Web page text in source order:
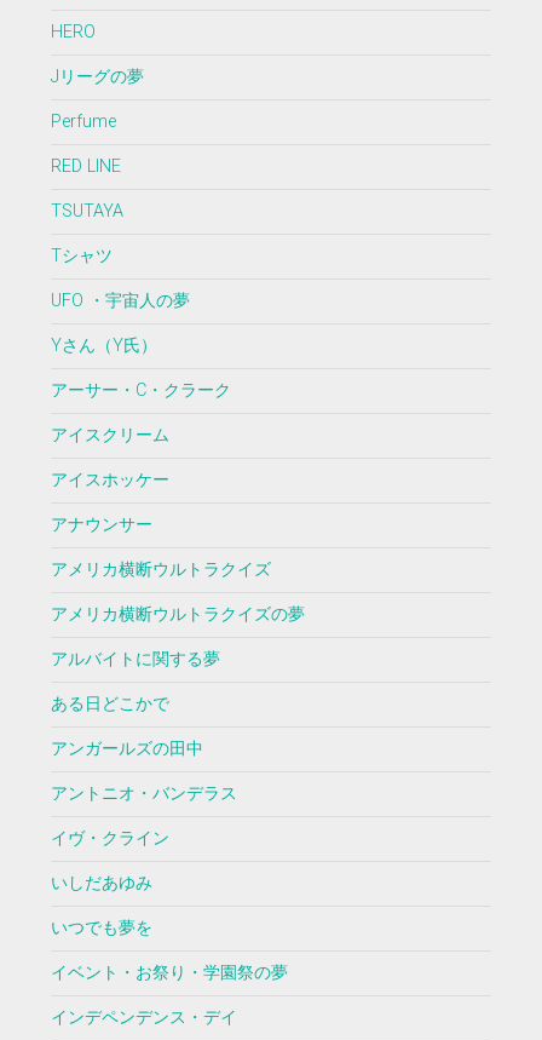
HERO
Jリーグの夢
Perfume
RED LINE
TSUTAYA
Tシャツ
UFO ・宇宙人の夢
Yさん（Y氏）
アーサー・C・クラーク
アイスクリーム
アイスホッケー
アナウンサー
アメリカ横断ウルトラクイズ
アメリカ横断ウルトラクイズの夢
アルバイトに関する夢
ある日どこかで
アンガールズの田中
アントニオ・バンデラス
イヴ・クライン
いしだあゆみ
いつでも夢を
イベント・お祭り・学園祭の夢
インデペンデンス・デイ